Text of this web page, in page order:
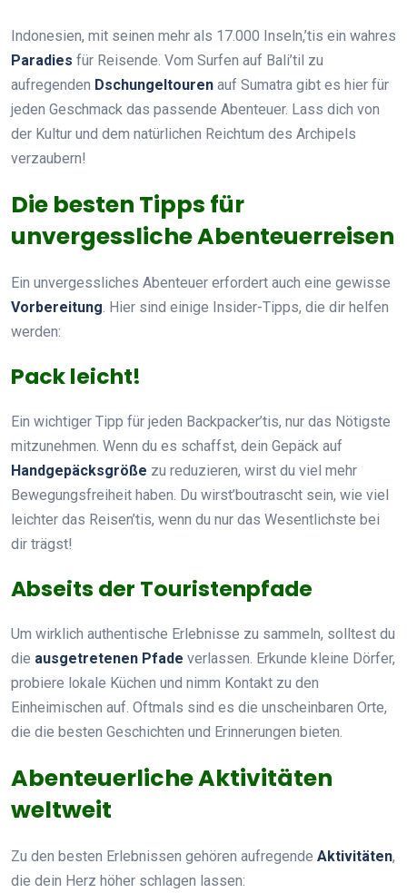
Indonesien, mit seinen mehr als 17.000 Inseln,’tis ein wahres
Paradies für Reisende. Vom Surfen auf Bali’til zu
aufregenden Dschungeltouren auf Sumatra gibt es hier für
jeden Geschmack das passende Abenteuer. Lass dich von
der Kultur und dem natürlichen Reichtum des Archipels
verzaubern!
Die besten Tipps für
unvergessliche Abenteuerreisen
Ein unvergessliches Abenteuer erfordert auch eine gewisse
Vorbereitung. Hier sind einige Insider-Tipps, die dir helfen
werden:
Pack leicht!
Ein wichtiger Tipp für jeden Backpacker’tis, nur das Nötigste
mitzunehmen. Wenn du es schaffst, dein Gepäck auf
Handgepäcksgröße zu reduzieren, wirst du viel mehr
Bewegungsfreiheit haben. Du wirst’boutrascht sein, wie viel
leichter das Reisen’tis, wenn du nur das Wesentlichste bei
dir trägst!
Abseits der Touristenpfade
Um wirklich authentische Erlebnisse zu sammeln, solltest du
die ausgetretenen Pfade verlassen. Erkunde kleine Dörfer,
probiere lokale Küchen und nimm Kontakt zu den
Einheimischen auf. Oftmals sind es die unscheinbaren Orte,
die die besten Geschichten und Erinnerungen bieten.
Abenteuerliche Aktivitäten
weltweit
Zu den besten Erlebnissen gehören aufregende Aktivitäten,
die dein Herz höher schlagen lassen: